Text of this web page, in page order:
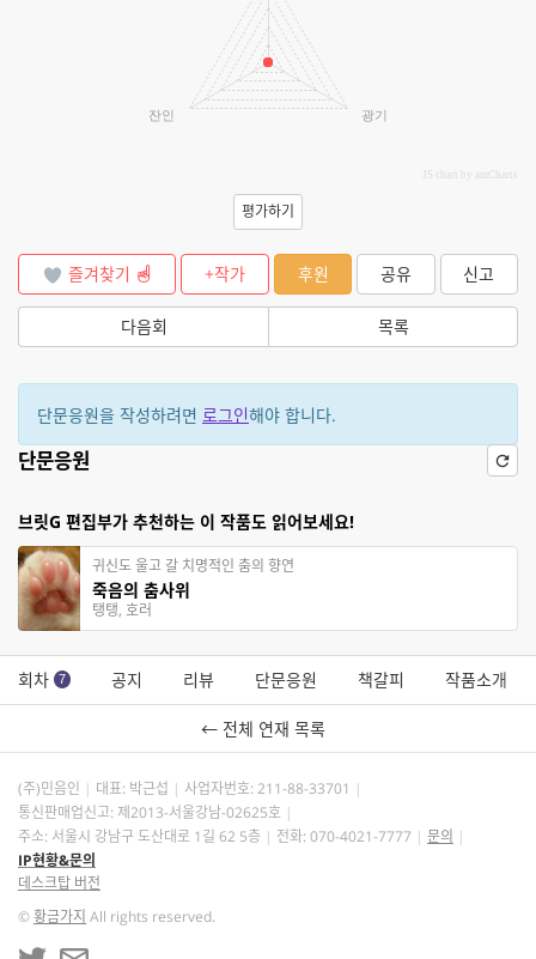
광기
잔인
JS chart by amCharts
평가하기
즐겨찾기 +작가 후원 공유 신고
다음회 목록
단문응원을 작성하려면 로그인해야 합니다.
단문응원
브릿G 편집부가 추천하는 이 작품도 읽어보세요!
귀신도 울고 갈 치명적인 춤의 향연
죽음의 춤사위
탱탱, 호러
회차 7 공지 리뷰 단문응원 책갈피 작품소개
← 전체 연재 목록
(주)민음인 대표: 박근섭 사업자번호: 211-88-33701
통신판매업신고: 제2013-서울강남-02625호
주소: 서울시 강남구 도산대로 1길 62 5층
전화: 070-4021-7777
문의
IP현황&문의
데스크탑 버전
©황금가지 All rights reserved.